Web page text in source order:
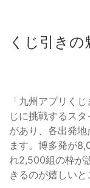
くじ引きの
「九州アプリく
じに挑戦するス
があり、各出発
ます。博多発が
れ2,500組の枠が
きるのが嬉しい